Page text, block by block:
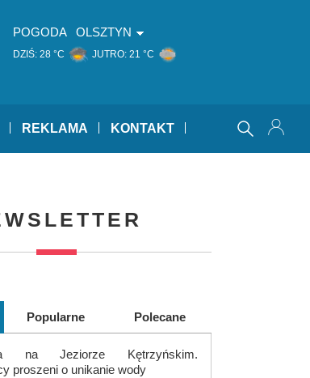
POGODA OLSZTYN
DZIŚ: 28 °C JUTRO: 21 °C
REKLAMA KONTAKT
Popularne Polecane
na Jeziorze Kętrzyńskim.
proszeni o unikanie wody